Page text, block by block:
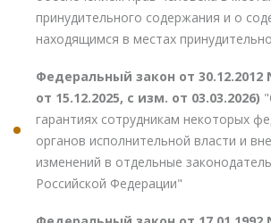
принудительного содержания и о
находящимся в местах
Федеральный закон от 30.12.2012
от 15.12.2025, с изм. от 03.03.2026)
гарантиях сотрудникам некоторых
органов исполнительной власти и
изменений в отдельные
Российской Федерации"